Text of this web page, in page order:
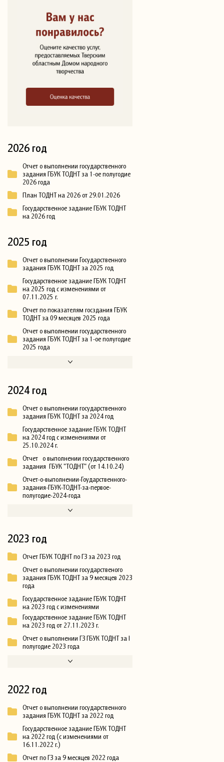
2026 год
Отчет о выполнении государственного
задания ГБУК ТОДНТ за 1-ое полугодие
2026 года
План ТОДНТ на 2026 от 29.01.2026
Государственное задание ГБУК ТОДНТ
на 2026 год
2025 год
Отчет о выполнении Государственного
задания ГБУК ТОДНТ за 2025 год
Государственное задание ГБУК ТОДНТ
на 2025 год с изменениями от
07.11.2025 г.
Отчет по показателям госздания ГБУК
ТОДНТ за 09 месяцев 2025 года
Отчет о выполнении государственного
задания ГБУК ТОДНТ за 1-ое полугодие
2025 года
2024 год
Отчет о выполнении государственного
задания ГБУК ТОДНТ за 2024 год
Государственное задание ГБУК ТОДНТ
на 2024 год с изменениями от
25.10.2024 г.
Отчет о выполнении государственного
задания ГБУК "ТОДНТ" (от 14.10.24)
Отчет-о-выполнении-Гоударственного-
задания-ГБУК-ТОДНТ-за-первое-
полугодие-2024-года
2023 год
Отчет ГБУК ТОДНТ по ГЗ за 2023 год
Отчет о выполнении государственого
задания ГБУК ТОДНТ за 9 месяцев 2023
года
Государственное задание ГБУК ТОДНТ
на 2023 год с изменениями
Государственное задание ГБУК ТОДНТ
на 2023 год от 27.11.2023 г.
Отчет о выполнении ГЗ ГБУК ТОДНТ за I
полугодие 2023 года
2022 год
Отчет о выполнении государственного
задания ГБУК ТОДНТ за 2022 год
Государственное задание ГБУК ТОДНТ
на 2022 год (с изменениями от
16.11.2022 г.)
Отчет по ГЗ за 9 месяцев 2022 года